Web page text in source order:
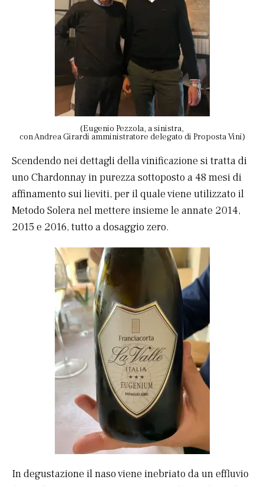
(Eugenio Pezzola, a sinistra,
con Andrea Girardi amministratore delegato di Proposta Vini)
Scendendo nei dettagli della vinificazione si tratta di
uno Chardonnay in purezza sottoposto a 48 mesi di
affinamento sui lieviti, per il quale viene utilizzato il
Metodo Solera nel mettere insieme le annate 2014,
2015 e 2016, tutto a dosaggio zero.
In degustazione il naso viene inebriato da un effluvio